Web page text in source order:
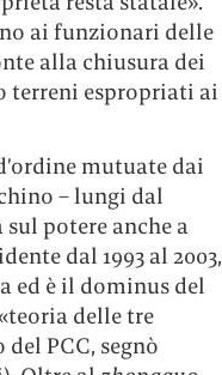
ai funzionari delle
alla chiusura dei
terreni espropriati ai
mutuate dai
– lungi dal
potere anche a
dal 1993 al 2003,
ed è il dominus del
delle tre
PCC, segnò